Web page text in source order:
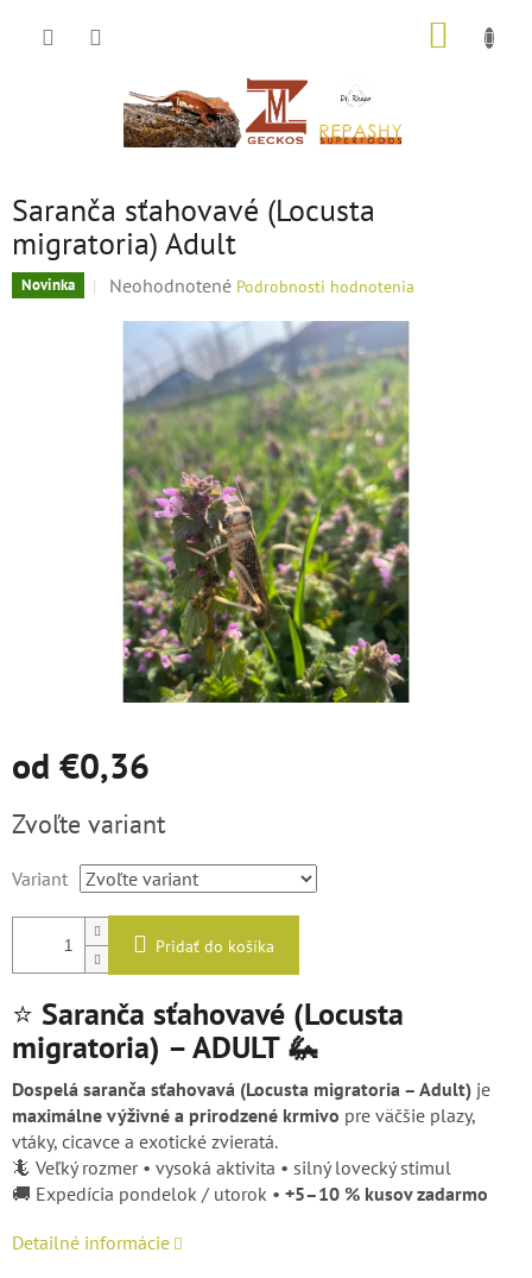
Saranča sťahovavé (Locusta
migratoria) Adult
Novinka
Priemerné
0,0
hviezdičiek.
Neohodnotené Podrobnosti hodnotenia
od €0,36
cena:
Zvoľte variant
Variant
Pridať do košíka
⭐ Saranča sťahovavé (Locusta
migratoria) – ADULT 🦗
Dospelá saranča sťahovavá (Locusta migratoria – Adult) je
maximálne výživné a prirodzené krmivo pre väčšie plazy,
vtáky, cicavce a exotické zvieratá.
🦎 Veľký rozmer • vysoká aktivita • silný lovecký stimul
🚚 Expedícia pondelok / utorok • +5–10 % kusov zadarmo
Detailné informácie